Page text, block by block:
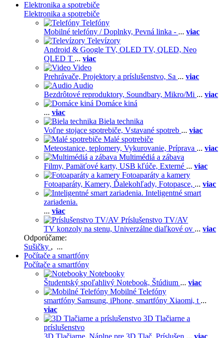
Elektronika a spotrebiče
Elektronika a spotrebiče
Telefóny
Mobilné telefóny / Doplnky, Pevná linka - ... viac
Televízory
Android & Google TV, OLED TV, QLED, Neo
QLED T ... viac
Video
Prehrávače, Projektory a príslušenstvo, Sa ... viac
Audio
Bezdrôtové reproduktory, Soundbary, Mikro/Mi ... viac
Domáce kiná
... viac
Biela technika
Voľne stojace spotrebiče, Vstavané spotreb ... viac
Malé spotrebiče
Meteostanice, teplomery, Vykurovanie, Príprava ... viac
Multimédiá a zábava
Filmy, Pamäťové karty, USB kľúče, Externé ... viac
Fotoaparáty a kamery
Fotoaparáty, Kamery, Ďalekohľady, Fotopasce, ... viac
Inteligentné smart
zariadenia.
... viac
Príslušenstvo TV/AV
TV konzoly na stenu, Univerzálne diaľkové ov ... viac
Odporúčame:
Sušičky , ...
Počítače a smartfóny
Počítače a smartfóny
Notebooky
Študentský spoľahlivý Notebook, Štúdium ... viac
Mobilné Telefóny
smartfóny Samsung, iPhone, smartfóny Xiaomi, t ...
viac
3D Tlačiarne a
príslušenstvo
3D Tlačiarne, Náplne pre 3D Tlač, Príslušen ... viac